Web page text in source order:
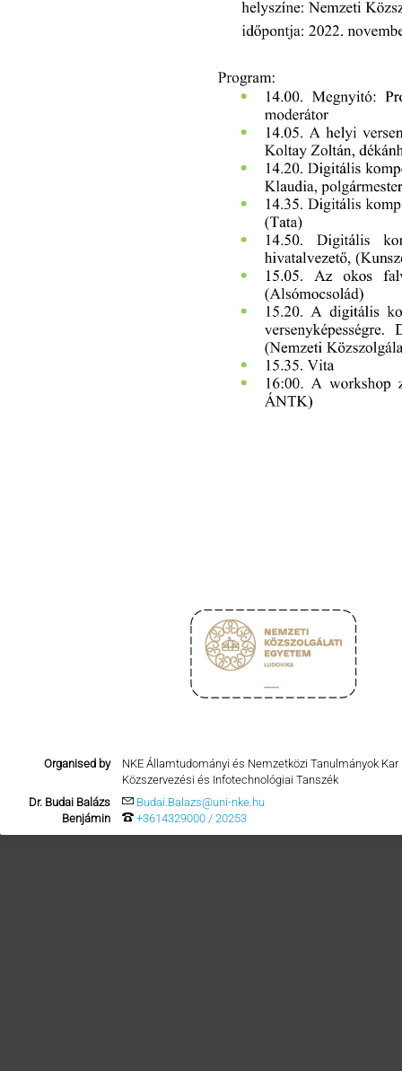
Organised by
NKE Államtudományi és Nemzetközi Tanulmányok Kar
Közszervezési és Infotechnológiai Tanszék
Dr. Budai Balázs
Benjámin
Budai.Balazs@uni-nke.hu
+3614329000 / 20253